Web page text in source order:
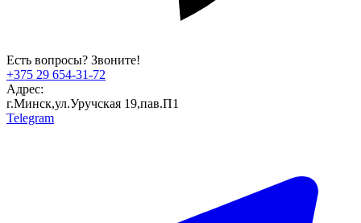
Есть вопросы? Звоните!
+375 29 654-31-72
Адрес:
г.Минск,ул.Уручская 19,пав.П1
Telegram